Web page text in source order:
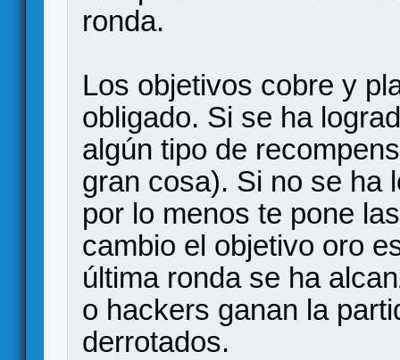
ronda.
Los objetivos cobre y
obligado. Si se ha
algún tipo de
gran cosa). Si no se ha
por lo menos te pone
cambio el objetivo oro
última ronda se ha
o hackers ganan la
derrotados.